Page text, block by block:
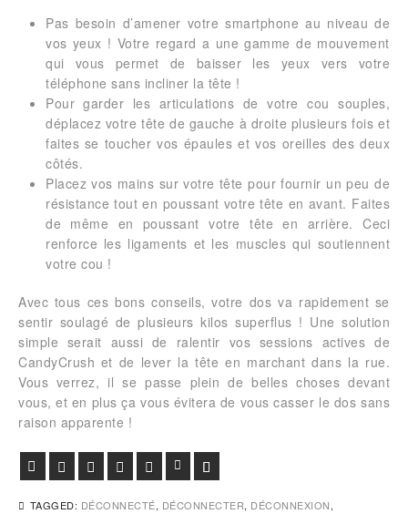
Pas besoin d’amener votre smartphone au niveau de
vos yeux ! Votre regard a une gamme de mouvement
qui vous permet de baisser les yeux vers votre
téléphone sans incliner la tête !
Pour garder les articulations de votre cou souples,
déplacez votre tête de gauche à droite plusieurs fois et
faites se toucher vos épaules et vos oreilles des deux
côtés.
Placez vos mains sur votre tête pour fournir un peu de
résistance tout en poussant votre tête en avant. Faites
de même en poussant votre tête en arrière. Ceci
renforce les ligaments et les muscles qui soutiennent
votre cou !
Avec tous ces bons conseils, votre dos va rapidement se
sentir soulagé de plusieurs kilos superflus ! Une solution
simple serait aussi de ralentir vos sessions actives de
CandyCrush et de lever la tête en marchant dans la rue.
Vous verrez, il se passe plein de belles choses devant
vous, et en plus ça vous évitera de vous casser le dos sans
raison apparente !
FacebookTwitter Google+PinterestViadeo LinkedIn
TAGGED: DÉCONNECTÉ, DÉCONNECTER, DÉCONNEXION,